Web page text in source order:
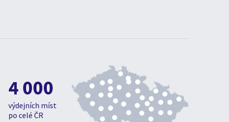
4 000
výdejních míst
po celé ČR